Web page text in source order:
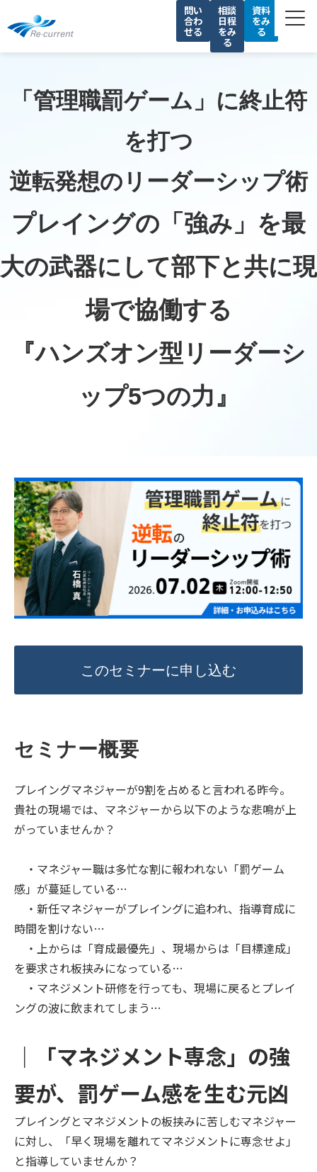
問い
合わ
せる
相談
日程
をみ
る
資料
をみ
る
私たちの強み
セミナー
会社情報
採用情報
「管理職罰ゲーム」に終止符
を打つ
逆転発想のリーダーシップ術
プレイングの「強み」を最
大の武器にして部下と共に現
場で協働する
『ハンズオン型リーダーシ
ップ5つの力』
このセミナーに申し込む
セミナー概要
プレイングマネジャーが9割を占めると言われる昨今。
貴社の現場では、マネジャーから以下のような悲鳴が上
がっていませんか？
・マネジャー職は多忙な割に報われない「罰ゲーム
感」が蔓延している…
・新任マネジャーがプレイングに追われ、指導育成に
時間を割けない…
・上からは「育成最優先」、現場からは「目標達成」
を要求され板挟みになっている…
・マネジメント研修を行っても、現場に戻るとプレイ
ングの波に飲まれてしまう…
｜「マネジメント専念」の強
要が、罰ゲーム感を生む元凶
プレイングとマネジメントの板挟みに苦しむマネジャー
に対し、「早く現場を離れてマネジメントに専念せよ」
と指導していませんか？